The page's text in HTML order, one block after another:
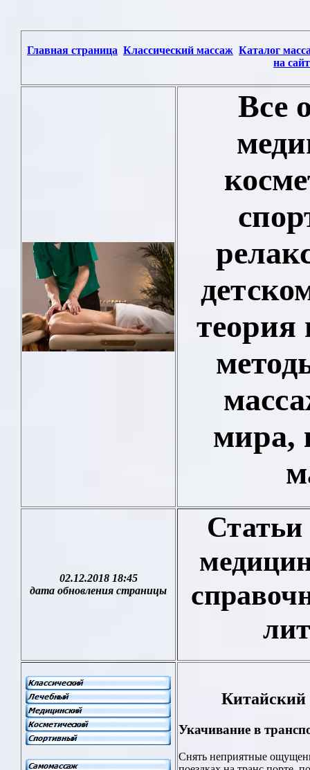
Главная страница Классический массаж Каталог
на
Все
теория
мира,
02.12.2018 18:45
дата обновления страницы
Укачивание в
Снять неприятные